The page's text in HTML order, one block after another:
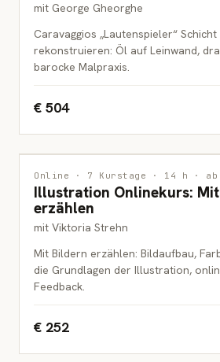
mit George Gheorghe
Caravaggios „Lautenspieler“
rekonstruieren: Öl auf Leinwand,
barocke Malpraxis.
€ 504
ILLUSTRATION
ERWACHSENE
Online · 7 Kurstage · 14 h · ab
Illustration Onlinekurs:
erzählen
mit Viktoria Strehn
Mit Bildern erzählen: Bildaufbau,
die Grundlagen der Illustration,
Feedback.
€ 252